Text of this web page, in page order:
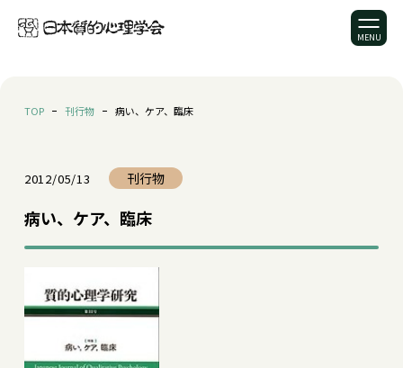
TOP 刊行物 病い、ケア、臨床
2012/05/13 刊行物
病い、ケア、臨床